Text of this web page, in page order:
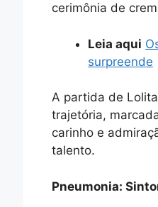
cerimônia de
Leia aqui
surpreende
A partida de
trajetória,
carinho e
talento.
Pneumonia: